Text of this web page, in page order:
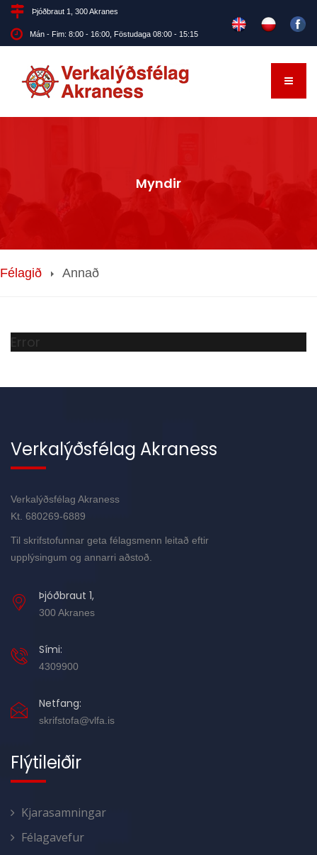
Þjóðbraut 1, 300 Akranes
Mán - Fim: 8:00 - 16:00, Föstudaga 08:00 - 15:15
Myndir
Félagið Annað
Error
Verkalýðsfélag Akraness
Verkalýðsfélag Akraness
Kt. 680269-6889
Til skrifstofunnar geta félagsmenn leitað eftir
upplýsingum og annarri aðstoð.
Þjóðbraut 1,
300 Akranes
Sími:
4309900
Netfang:
skrifstofa@vlfa.is
Flýtileiðir
Kjarasamningar
Félagavefur